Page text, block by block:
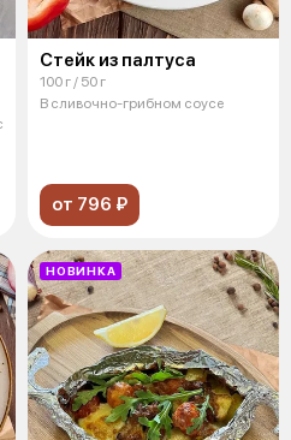
Стейк из палтуса
100 г / 50 г
В сливочно-грибном соусе
от 796 ₽
НОВИНКА